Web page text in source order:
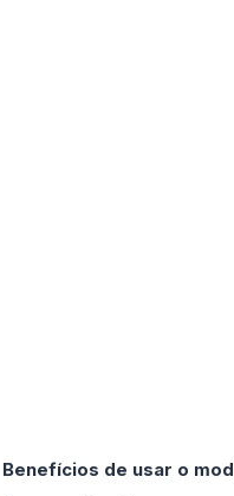
Benefícios de usar o